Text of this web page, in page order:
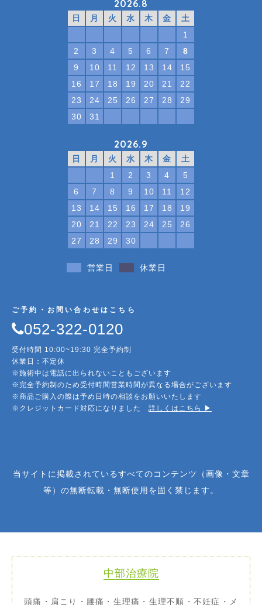
2026.8
日 月 火 水 木 金
土
1
2
3 4 5 6 7
8
9
10 11 12 13 14
15
16
17 18 19 20 21
22
23
24 25 26 27 28
29
30
31
2026.9
日 月 火 水 木 金
土
1
2 3 4
5
6
7 8 9 10 11
12
13
14 15 16 17 18
19
20
21 22 23 24 25
26
27
28 29 30
営業日 休業日
ご予約・お問い合わせはこちら
052-322-0120
受付時間 10:00~19:30 完全予約制
休業日：不定休
※施術中は電話に出られないこともございます
※完全予約制のため受付時間営業時間が異なる場合がございます
※商品ご購入の際は予め日時の相談をお願いいたします
※クレジットカード対応になりました 詳しくはこちら ▶︎
当サイトに掲載されているすべてのコンテンツ（画像・文章
等）の無断転載・無断使用を固く禁じます。
中部治療院
頭痛・肩こり・腰痛・生理痛・生理不順・不妊症・メ